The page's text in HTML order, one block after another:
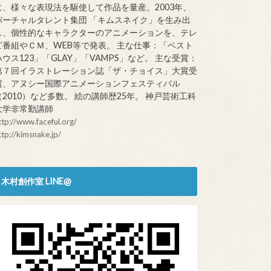
、様々な表現法を駆使して作品を量産。2003年、
ーチャルタレント集団 「キムスネイク」を生み出
、個性的なキャラクターのアニメーションを、テレ
番組やＣＭ、WEB等で発表。 主な仕事：「ベスト
ウス123」「GLAY」「VAMPS」など。 主な受賞：
７回イラストレーション誌「ザ・チョイス」大賞受
、アヌシー国際アニメーションフェスティバル
2010）など多数。 絵の講師歴25年。 神戸芸術工科
学非常勤講師
www.faceful.org/
kimsnake.jp/
木村創作室 LINE@